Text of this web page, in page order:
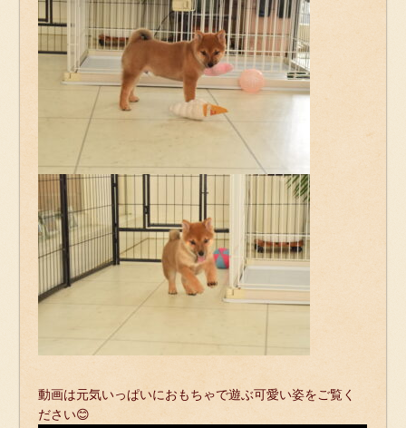
動画は元気いっぱいにおもちゃで遊ぶ可愛い姿をご覧く
ださい😊